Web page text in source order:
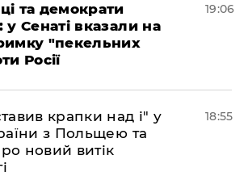
та демократи
Сенаті вказали на
"пекельних
Росії
19:06
крапки над і" у
з Польщею та
новий витік
18:55